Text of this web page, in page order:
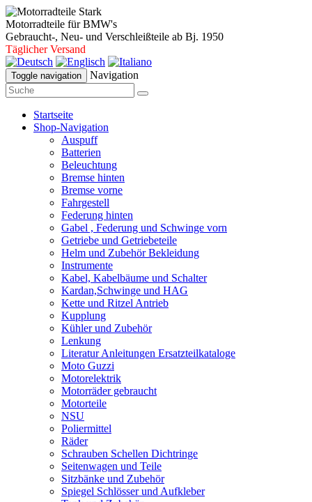
Motorradteile für BMW's
Gebraucht-, Neu- und Verschleißteile ab Bj. 1950
Täglicher Versand
Toggle navigation Navigation
Startseite
Shop-Navigation
Auspuff
Batterien
Beleuchtung
Bremse hinten
Bremse vorne
Fahrgestell
Federung hinten
Gabel , Federung und Schwinge vorn
Getriebe und Getriebeteile
Helm und Zubehör Bekleidung
Instrumente
Kabel, Kabelbäume und Schalter
Kardan,Schwinge und HAG
Kette und Ritzel Antrieb
Kupplung
Kühler und Zubehör
Lenkung
Literatur Anleitungen Ersatzteilkataloge
Moto Guzzi
Motorelektrik
Motorräder gebraucht
Motorteile
NSU
Poliermittel
Räder
Schrauben Schellen Dichtringe
Seitenwagen und Teile
Sitzbänke und Zubehör
Spiegel Schlösser und Aufkleber